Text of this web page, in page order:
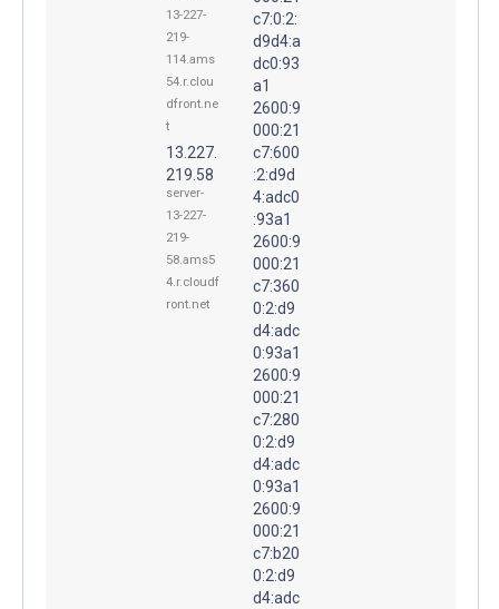
13-227-
219-
114.ams
54.r.clou
dfront.ne
t
13.227.
219.58
server-
13-227-
219-
58.ams5
4.r.cloudf
ront.net
c7:0:2:
d9d4:a
dc0:93
a1
2600:9
000:21
c7:600
:2:d9d
4:adc0
:93a1
2600:9
000:21
c7:360
0:2:d9
d4:adc
0:93a1
2600:9
000:21
c7:280
0:2:d9
d4:adc
0:93a1
2600:9
000:21
c7:b20
0:2:d9
d4:adc